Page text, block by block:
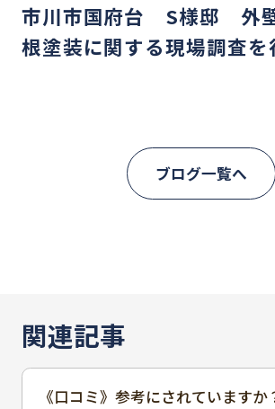
市川市国府台 S様邸 外
根塗装に関する現場調査を
ブログ一覧へ
関連記事
《口コミ》参考にされていますか